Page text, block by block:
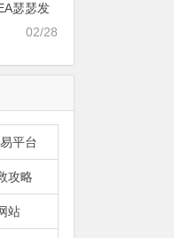
瑟瑟发
02/28
平台
攻略
站